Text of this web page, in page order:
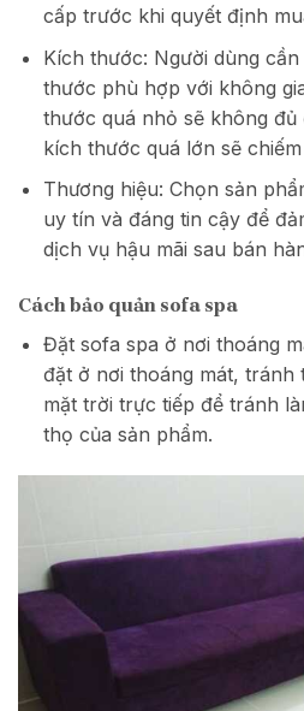
cấp trước khi quyết định
Kích thước: Người dùng
thước phù hợp với không
thước quá nhỏ sẽ không
kích thước quá lớn sẽ
Thương hiệu: Chọn sản
uy tín và đáng tin cậy để
dịch vụ hậu mãi sau bán
Cách bảo quản sofa spa
Đặt sofa spa ở nơi thoáng
đặt ở nơi thoáng mát, tránh
mặt trời trực tiếp để tránh
thọ của sản phẩm.